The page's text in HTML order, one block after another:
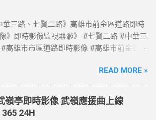
華三路、七賢二路》高雄市前金區道路即時
》即時影像監視器📹》 #七賢二路 #中華三
#高雄市市區道路即時影像 #高雄市前金區道
READ MORE »
嶺亭即時影像 武嶺應援曲上線
24H